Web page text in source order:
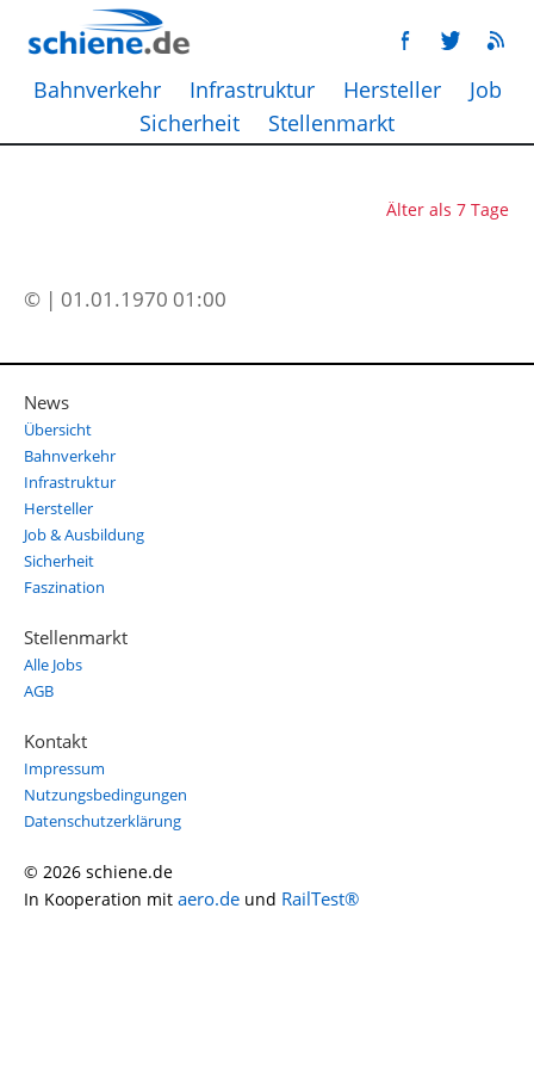
Bahnverkehr Infrastruktur Hersteller
Job
Sicherheit
Stellenmarkt
Älter als 7 Tage
© | 01.01.1970 01:00
News
Übersicht
Bahnverkehr
Infrastruktur
Hersteller
Job & Ausbildung
Sicherheit
Faszination
Stellenmarkt
Alle Jobs
AGB
Kontakt
Impressum
Nutzungsbedingungen
Datenschutzerklärung
© 2026 schiene.de
In Kooperation mit aero.de und RailTest®